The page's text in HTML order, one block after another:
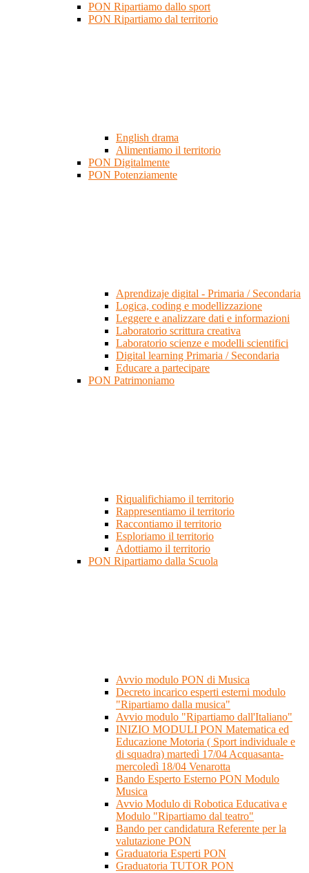
PON Ripartiamo dallo sport
PON Ripartiamo dal territorio
English drama
Alimentiamo il territorio
PON Digitalmente
PON Potenziamente
Aprendizaje digital - Primaria / Secondaria
Logica, coding e modellizzazione
Leggere e analizzare dati e informazioni
Laboratorio scrittura creativa
Laboratorio scienze e modelli scientifici
Digital learning Primaria / Secondaria
Educare a partecipare
PON Patrimoniamo
Riqualifichiamo il territorio
Rappresentiamo il territorio
Raccontiamo il territorio
Esploriamo il territorio
Adottiamo il territorio
PON Ripartiamo dalla Scuola
Avvio modulo PON di Musica
Decreto incarico esperti esterni modulo
"Ripartiamo dalla musica"
Avvio modulo "Ripartiamo dall'Italiano"
INIZIO MODULI PON Matematica ed
Educazione Motoria ( Sport individuale e
di squadra) martedì 17/04 Acquasanta-
mercoledì 18/04 Venarotta
Bando Esperto Esterno PON Modulo
Musica
Avvio Modulo di Robotica Educativa e
Modulo "Ripartiamo dal teatro"
Bando per candidatura Referente per la
valutazione PON
Graduatoria Esperti PON
Graduatoria TUTOR PON